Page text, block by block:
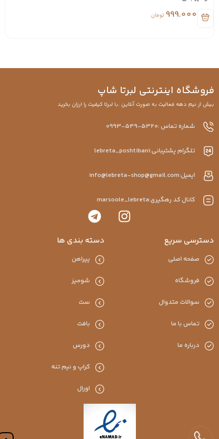
999.000 تومان
فروشگاه اینترنتی لبرتا شاپ
بیش از نیم دهه فعالیت به صورت آنلاین .با لبرتا کیفیت را ارزان بخرید
شماره تماس :5320-549-0993
تلگرام پشتیبانی:lebreta_poshtibani
ایمیل:info@lebreta-shop@gmail.com
کانال کد رهگیری:marsoole_lebreta
دسترسی سریع
صفحه اصلی
فروشگاه
سوالات متدوال
تماس با ما
درباره ما
دسته بندی ها
پیراهن
شومیز
ست
بافت
دورس
کراپ و نیم تنه
اورال